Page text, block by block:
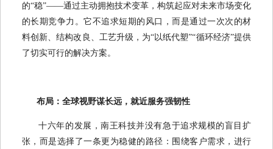
的“稳”——通过主动拥抱技术变革，构筑起应对未来市场变化
的长期竞争力。它不追求短期的风口，而是通过一次次的材
料创新、结构改良、工艺升级，为“以纸代塑”“循环经济”提供
了切实可行的解决方案。
布局：全球视野谋长远，就近服务强韧性
十六年的发展，南王科技并没有急于追求规模的盲目扩
张，而是选择了一条更为稳健的路径：围绕客户需求，进行